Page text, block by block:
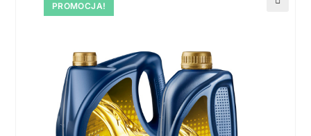
PROMOCJA!